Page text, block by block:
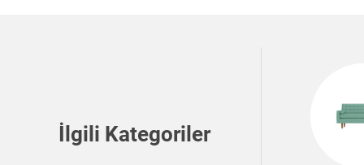
İlgili Kategoriler